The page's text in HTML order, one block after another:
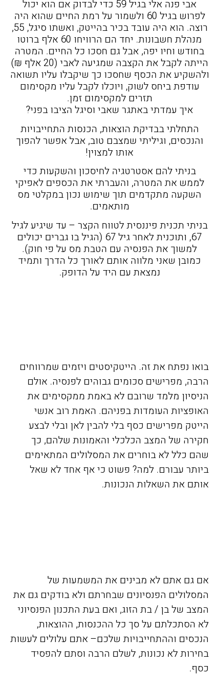
אבי פנה אלי בגיל 59 כדי לבדוק אם הוא יכול
לפרוש בגיל 60 ולשמור על רמת החיים שהוא היה
רוצה. הוא היה עובד בכיר בהייטק, ואשתו סיגל, 55,
מנהלת חשבונות. יחד הם הרוויחו 60 אלף ברוטו
בחודש וחיו יפה, אבל גם חסכו כל החיים. המטרה
הייתה לקבל את הקצבה שמגיעה לאבי (20 אלף ₪)
ולהשקיע את הכסף שחסכו כך שיקבלו עליו תשואה
עודפת ביחס לשוק, ויוכלו לקבל עליו מקסימום
תזרים למקסימום זמן.
איך עמדתי באתגר שאבי וסיגל הציבו בפני?
התחלתי בבדיקת הוצאות, הכנסות התחייבויות
והנכסים, וגיליתי שמצבם טוב, אבל אפשר להפוך
אותו למצוין!
בניתי להם אסטרטגיה לחיסכון והשקעות כדי
לממש את המטרה, והעברתי את הכספים לאפיקי
השקעה מתקדמים תוך שימוש נכון במקלטי מס
מותאמים.
בניתי תכנית פיננסית לטווח הקצר – עד שיגיע לגיל
67, ותוכנית לאחר גיל 67 (הגיל בו גברים יכולים
למשוך את הפנסיה עם הטבת מס על פי חוק).
כמובן שאני מלווה אותם לאורך כל הדרך ותמיד
נמצאת עם היד על הדופק.
בואו נפתח את זה. הייטקיסטים ויזמים שמרווחים
הרבה, מפרישים סכומים גבוהים לפנסיה. אולם
הניסיון מלמד שרובם לא באמת ממקסימים את
האופציות העומדות בפניהם. האמת רוב אנשי
הייטק מפרישים כסף בלי להבין לאן ובלי לבצע
חקירה של המצב הכלכלי והאמונות שלהם, כך
שהם כלל לא בוחרים את המסלולים המתאימים
ביותר עבורם. למה? פשוט כי אף אחד לא שאל
אותם את השאלות הנכונות.
אם גם אתם לא מבינים את המשמעות של
המסלולים הפנסיונים שבחרתם ולא בודקים גם את
המצב של בן / בת הזוג, ואם בעת התכנון הפנסיוני
לא הסתכלתם על סך כל ההכנסות, ההוצאות,
הנכסים וההתחייבויות שלכם– אתם עלולים לעשות
בחירות לא נכונות, לשלם הרבה וסתם להפסיד
כסף.